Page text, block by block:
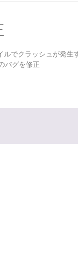
ルでクラッシュが発生
バグを修正